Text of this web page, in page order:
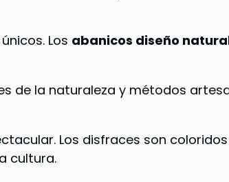
Los abanicos diseño
de la naturaleza y métodos
Los disfraces son
cultura.